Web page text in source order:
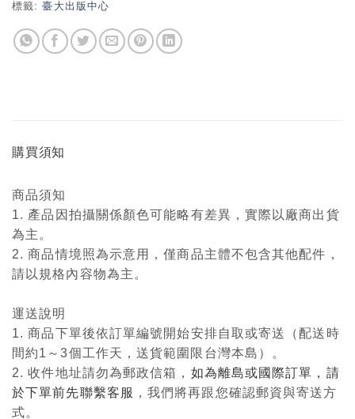
標籤:臺大出版中心
購買須知
商品須知
1. 產品因拍攝關係顏色可能略有差異，實際以廠商出貨
為主。
2. 商品情境照為示意用，僅商品主體不包含其他配件，
請以規格內容物為主。
運送說明
1. 商品下單後依訂單編號開始安排自取或寄送（配送時
間約1～3個工作天，送貨範圍限台灣本島）。
2. 收件地址請勿為郵政信箱， 如為離島或國際訂單，請
於下單前先聯繫客服 ，我們將再跟您確認郵資與寄送方
式。